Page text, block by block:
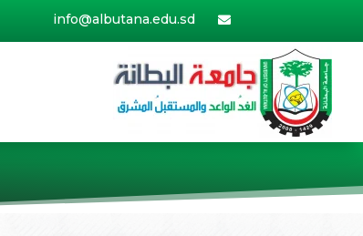

info@albutana.edu.sd